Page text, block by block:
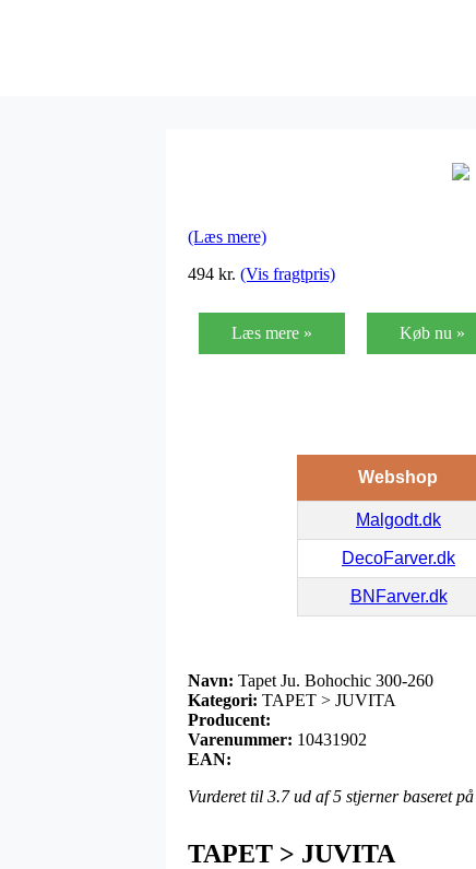
(Læs mere)
494 kr. (Vis fragtpris)
Læs mere » Køb nu »
Webshop
Malgodt.dk
DecoFarver.dk
BNFarver.dk
Navn: Tapet Ju. Bohochic 300-260
Kategori: TAPET > JUVITA
Producent:
Varenummer: 10431902
EAN:
Vurderet til 3.7ud af 5 stjerner baseret på
TAPET > JUVITA